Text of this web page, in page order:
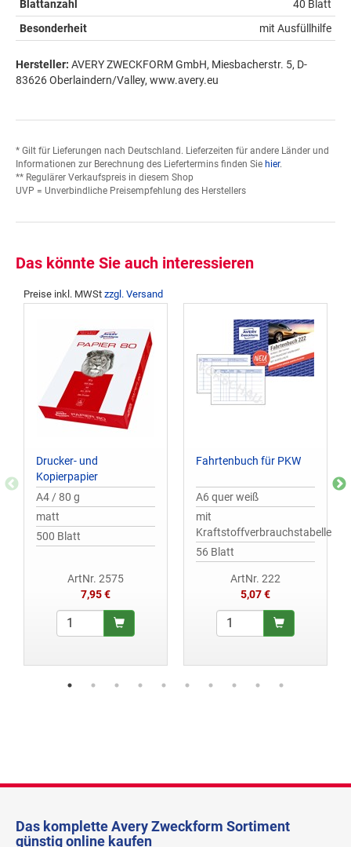
Blattanzahl
40 Blatt
Besonderheit
mit Ausfüllhilfe
Hersteller: AVERY ZWECKFORM GmbH, Miesbacherstr. 5, D-
83626 Oberlaindern/Valley, www.avery.eu
* Gilt für Lieferungen nach Deutschland. Lieferzeiten für andere Länder und
Informationen zur Berechnung des Liefertermins finden Sie hier.
** Regulärer Verkaufspreis in diesem Shop
UVP = Unverbindliche Preisempfehlung des Herstellers
Das könnte Sie auch interessieren
Preise inkl. MWSt zzgl. Versand
Drucker- und
Kopierpapier
A4 / 80 g
matt
500 Blatt
ArtNr. 2575
7,95 €
Fahrtenbuch für PKW
A6 quer weiß
mit
Kraftstoffverbrauchstabelle
56 Blatt
ArtNr. 222
5,07 €
Das komplette Avery Zweckform Sortiment
günstig online kaufen